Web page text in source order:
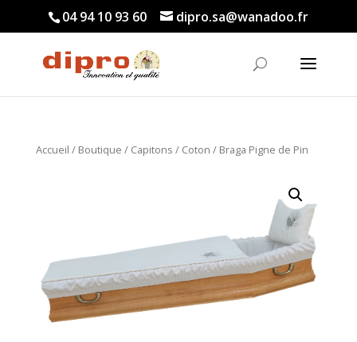
04 94 10 93 60 dipro.sa@wanadoo.fr
Accueil / Boutique / Capitons / Coton / Braga Pigne de Pin